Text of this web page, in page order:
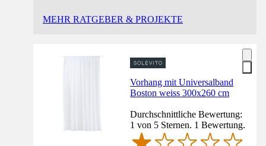
MEHR RATGEBER & PROJEKTE
Vorhang mit Universalband
Boston weiss 300x260 cm
Durchschnittliche Bewertung:
1 von 5 Sternen. 1 Bewertung.